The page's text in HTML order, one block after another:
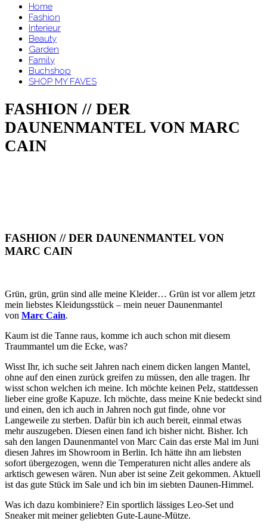
Home
Fashion
Interieur
Beauty
Garden
Family
Buchshop
SHOP MY FAVES
FASHION // DER
DAUNENMANTEL VON MARC
CAIN
FASHION // DER DAUNENMANTEL VON
MARC CAIN
Grün, grün, grün sind alle meine Kleider… Grün ist vor allem jetzt
mein liebstes Kleidungsstück – mein neuer Daunenmantel
von Marc Cain.
Kaum ist die Tanne raus, komme ich auch schon mit diesem
Traummantel um die Ecke, was?
Wisst Ihr, ich suche seit Jahren nach einem dicken langen Mantel,
ohne auf den einen zurück greifen zu müssen, den alle tragen. Ihr
wisst schon welchen ich meine. Ich möchte keinen Pelz, stattdessen
lieber eine große Kapuze. Ich möchte, dass meine Knie bedeckt sind
und einen, den ich auch in Jahren noch gut finde, ohne vor
Langeweile zu sterben. Dafür bin ich auch bereit, einmal etwas
mehr auszugeben. Diesen einen fand ich bisher nicht. Bisher. Ich
sah den langen Daunenmantel von Marc Cain das erste Mal im Juni
diesen Jahres im Showroom in Berlin. Ich hätte ihn am liebsten
sofort übergezogen, wenn die Temperaturen nicht alles andere als
arktisch gewesen wären. Nun aber ist seine Zeit gekommen. Aktuell
ist das gute Stück im Sale und ich bin im siebten Daunen-Himmel.
Was ich dazu kombiniere? Ein sportlich lässiges Leo-Set und
Sneaker mit meiner geliebten Gute-Laune-Mütze.